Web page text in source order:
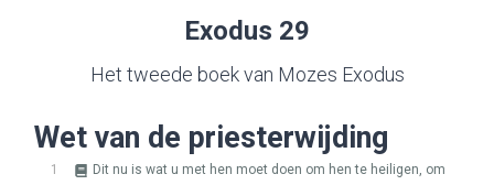
Exodus 29
Het tweede boek van Mozes Exodus
Wet van de priesterwijding
1
Dit nu is wat u met hen moet doen om hen te heiligen, om